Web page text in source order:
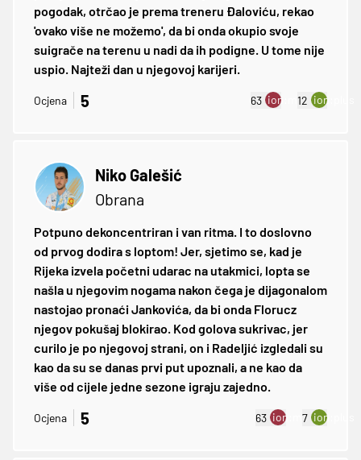
pogodak, otrčao je prema treneru Đaloviću, rekao
'ovako više ne možemo', da bi onda okupio svoje
suigrače na terenu u nadi da ih podigne. U tome nije
uspio. Najteži dan u njegovoj karijeri.
Ocjena 5 63 ion:minus
12 ion:plus
Niko Galešić
Obrana
Potpuno dekoncentriran i van ritma. I to doslovno
od prvog dodira s loptom! Jer, sjetimo se, kad je
Rijeka izvela početni udarac na utakmici, lopta se
našla u njegovim nogama nakon čega je dijagonalom
nastojao pronaći Jankovića, da bi onda Florucz
njegov pokušaj blokirao. Kod golova sukrivac, jer
curilo je po njegovoj strani, on i Radeljić izgledali su
kao da su se danas prvi put upoznali, a ne kao da
više od cijele jedne sezone igraju zajedno.
Ocjena 5 63 ion:minus
7 ion:plus